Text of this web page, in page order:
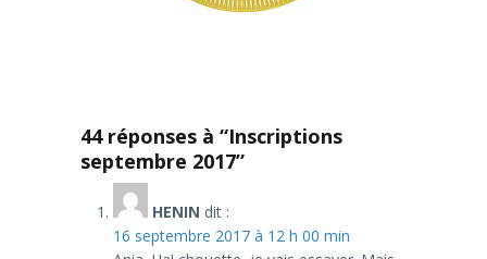
44 réponses à “Inscriptions
septembre 2017”
HENIN dit :
16 septembre 2017 à 12 h 00 min